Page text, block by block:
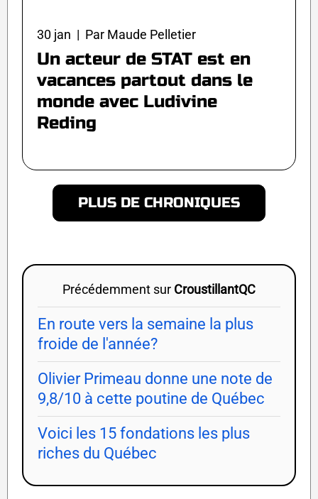
30 jan | Par Maude Pelletier
Un acteur de STAT est en
vacances partout dans le
monde avec Ludivine
Reding
PLUS DE CHRONIQUES
Précédemment sur CroustillantQC
En route vers la semaine la plus
froide de l'année?
Olivier Primeau donne une note de
9,8/10 à cette poutine de Québec
Voici les 15 fondations les plus
riches du Québec